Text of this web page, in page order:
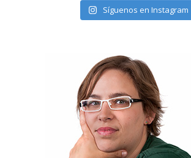
Síguenos en Instagram